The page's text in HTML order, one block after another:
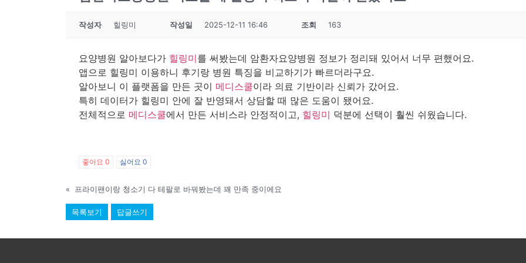
작성자 힐링미 작성일 2025-12-11 16:46 조회 163
요양병원 알아보다가 힐링미를 써봤는데 암환자요양병원 정보가 정리돼 있어서 너무 편했어요.
앱으로 힐링미 이용하니 후기랑 병원 특징을 비교하기가 빠르더라구요.
알아보니 이 플랫폼을 만든 곳이 메디스쿨이라 의료 기반이라 신뢰가 갔어요.
특히 데이터가 힐링미 안에 잘 반영돼서 상담할 때 많은 도움이 됐어요.
전체적으로 메디스쿨에서 만든 서비스라 안정적이고, 힐링미 덕분에 선택이 훨씬 쉬웠습니다.
좋아요 0 싫어요 0
« 프라이팬이랑 청소기 다 테팔로 바꿔봤는데 꽤 만족 중이에요
목록보기 답글쓰기